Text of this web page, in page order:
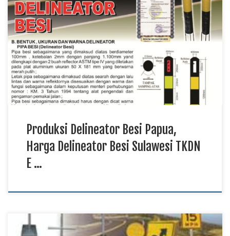
Produksi Delineator Besi Papua, Harga Delineator Besi
Sulawesi TKDN E Katalog, Distributor Delineator Besi
Kalimantan Delineator besi menjadi salah satu perlengkapan
jalan yang membantu memberikan panduan visual kepada
pengendara pada area tertentu. Material yang kuat dan proses
pengerjaan yang baik menjadi faktor penting untuk mendukung
penggunaan produk di lingkungan luar […]
Produksi Delineator Besi Papua,
Harga Delineator Besi Sulawesi TKDN
E …